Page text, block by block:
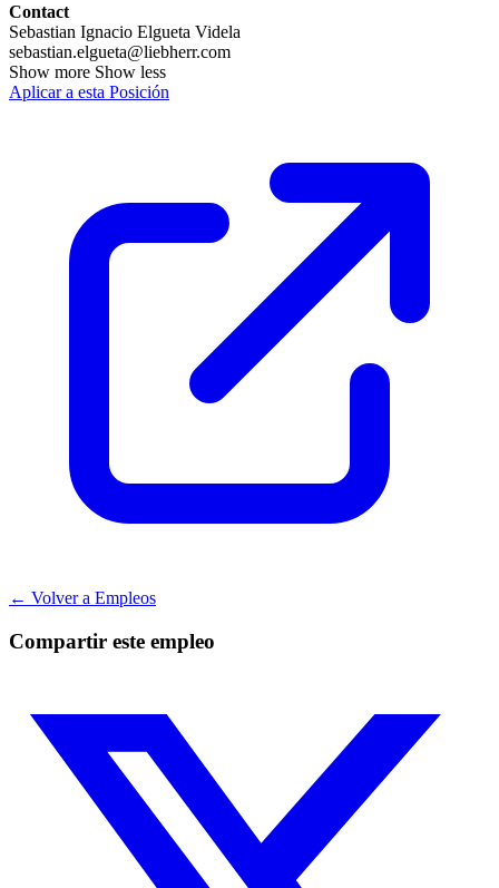
Contact
Sebastian Ignacio Elgueta Videla
sebastian.elgueta@liebherr.com
Show more Show less
Aplicar a esta Posición
← Volver a Empleos
Compartir este empleo